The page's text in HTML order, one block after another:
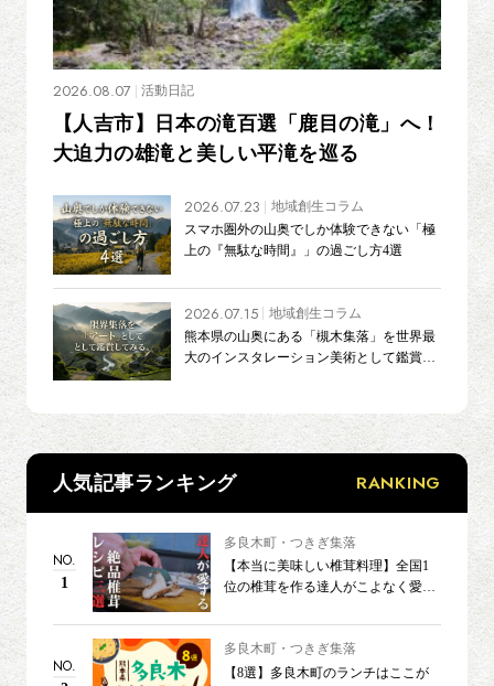
2026.08.07 活動日記
【人吉市】日本の滝百選「鹿目の滝」へ！
大迫力の雄滝と美しい平滝を巡る
2026.07.23
地域創生コラム
スマホ圏外の山奥でしか体験できない「極
上の『無駄な時間』」の過ごし方4選
2026.07.15
地域創生コラム
熊本県の山奥にある「槻木集落」を世界最
大のインスタレーション美術として鑑賞し
人気記事ランキング RANKING
NO.
1
多良木町・つきぎ集落
【本当に美味しい椎茸料理】全国1
位の椎茸を作る達人がこよなく愛す
NO.
多良木町・つきぎ集落
【8選】多良木町のランチはここが